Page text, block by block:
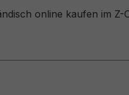
online kaufen im